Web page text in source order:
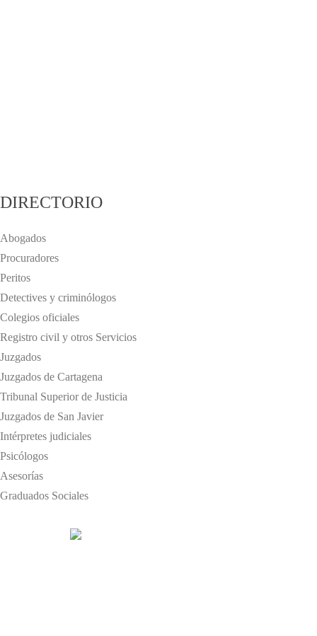
DIRECTORIO
Abogados
Procuradores
Peritos
Detectives y criminólogos
Colegios oficiales
Registro civil y otros Servicios
Juzgados
Juzgados de Cartagena
Tribunal Superior de Justicia
Juzgados de San Javier
Intérpretes judiciales
Psicólogos
Asesorías
Graduados Sociales